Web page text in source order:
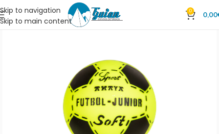
Skip to navigation
Skip to main content
0 0,00